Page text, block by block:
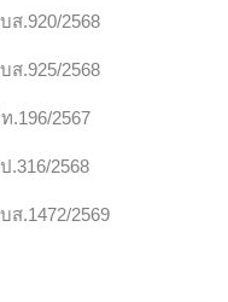
.920/2568
.925/2568
2567
2568
.1472/2569